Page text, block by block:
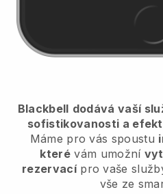
Blackbell dodává vaší
sofistikovanosti a
Máme pro vás spoustu
které vám umožní
rezervací pro vaše
vše ze